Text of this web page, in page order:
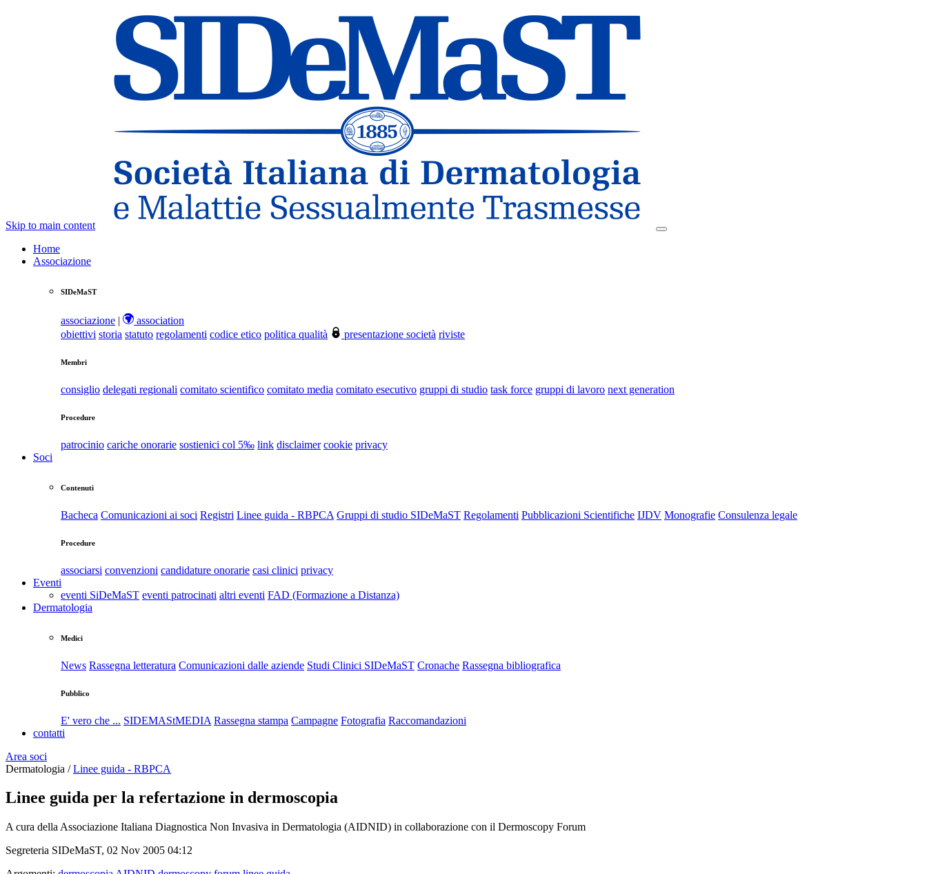
Skip to main content
Home
Associazione
SIDeMaST
associazione |
association
obiettivi storia statuto regolamenti codice etico politica qualità presentazione società riviste
Membri
consiglio delegati regionali comitato scientifico comitato media comitato esecutivo gruppi di studio task force gruppi di lavoro next generation
Procedure
patrocinio cariche onorarie sostienici col 5‰ link disclaimer cookie privacy
Soci
Contenuti
Bacheca Comunicazioni ai soci Registri Linee guida - RBPCA Gruppi di studio SIDeMaST Regolamenti Pubblicazioni Scientifiche IJDV Monografie Consulenza legale
Procedure
associarsi convenzioni candidature onorarie casi clinici privacy
Eventi
eventi SiDeMaST eventi patrocinati altri eventi FAD (Formazione a Distanza)
Dermatologia
Medici
News Rassegna letteratura Comunicazioni dalle aziende Studi Clinici SIDeMaST Cronache Rassegna bibliografica
Pubblico
E' vero che ... SIDEMAStMEDIA Rassegna stampa Campagne Fotografia Raccomandazioni
contatti
Area soci
Dermatologia /Linee guida - RBPCA
Linee guida per la refertazione in dermoscopia
A cura della Associazione Italiana Diagnostica Non Invasiva in Dermatologia (AIDNID) in collaborazione con il Dermoscopy Forum
Segreteria SIDeMaST, 02 Nov 2005 04:12